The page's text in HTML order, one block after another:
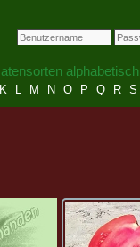
alphabetisch
K L M N O P Q R S